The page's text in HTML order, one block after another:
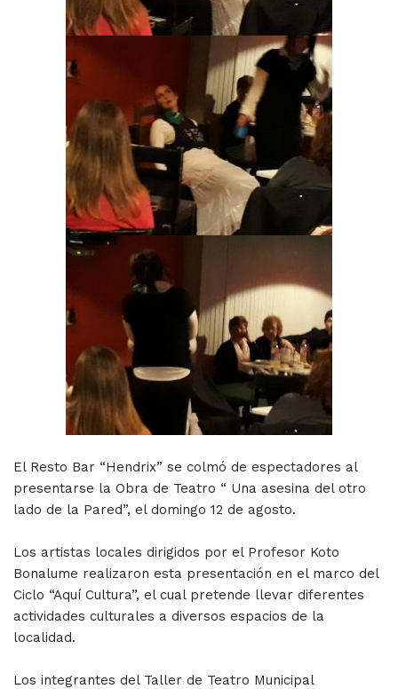
El Resto Bar “Hendrix” se colmó de espectadores al
presentarse la Obra de Teatro “ Una asesina del otro
lado de la Pared”, el domingo 12 de agosto.
Los artistas locales dirigidos por el Profesor Koto
Bonalume realizaron esta presentación en el marco del
Ciclo “Aquí Cultura”, el cual pretende llevar diferentes
actividades culturales a diversos espacios de la
localidad.
Los integrantes del Taller de Teatro Municipal